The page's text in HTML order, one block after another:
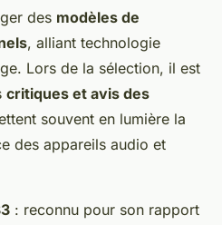
des modèles de
, alliant technologie
Lors de la sélection, il est
critiques et avis des
souvent en lumière la
des appareils audio et
: reconnu pour son rapport